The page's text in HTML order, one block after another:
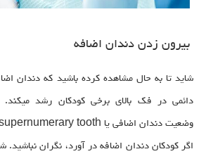
بیرون زدن دندان اضافه
شاید تا به حال مشاهده کرده باشید که دندان
دائمی در فک بالای برخی کودکان رشد میکند.
وضعیت دندان اضافی یا supernumerary tooth میگویند.
اگر کودکان دندان اضافه در آورد، نگران نباشید.